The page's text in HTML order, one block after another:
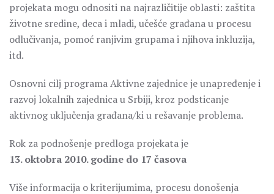
projekata mogu odnositi na najrazličitije oblasti: zaštita
životne sredine, deca i mladi, učešće građana u procesu
odlučivanja, pomoć ranjivim grupama i njihova inkluzija,
itd.
Osnovni cilj programa Aktivne zajednice je unapređenje i
razvoj lokalnih zajednica u Srbiji, kroz podsticanje
aktivnog uključenja građana/ki u rešavanje problema.
Rok za podnošenje predloga projekata je
13. oktobra 2010. godine do 17 časova
Više informacija o kriterijumima, procesu donošenja